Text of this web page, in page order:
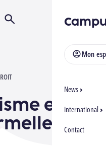
Mon
News
International
Contact
Ouvrir/Fermer la recherche
et